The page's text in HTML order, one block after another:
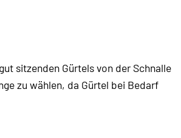
sitzenden Gürtels von der Schnalle
zu wählen, da Gürtel bei Bedarf